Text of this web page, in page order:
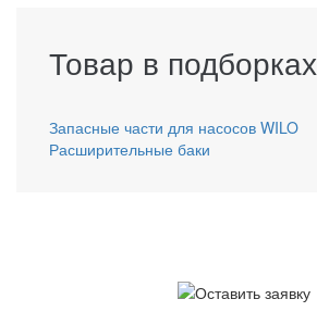
Товар в подборках
Запасные части для насосов WILO
Расширительные баки